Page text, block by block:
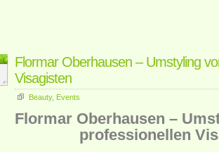
Flormar Oberhausen – Umstyling
Visagisten
Beauty, Events
Flormar Oberhausen –
professionellen